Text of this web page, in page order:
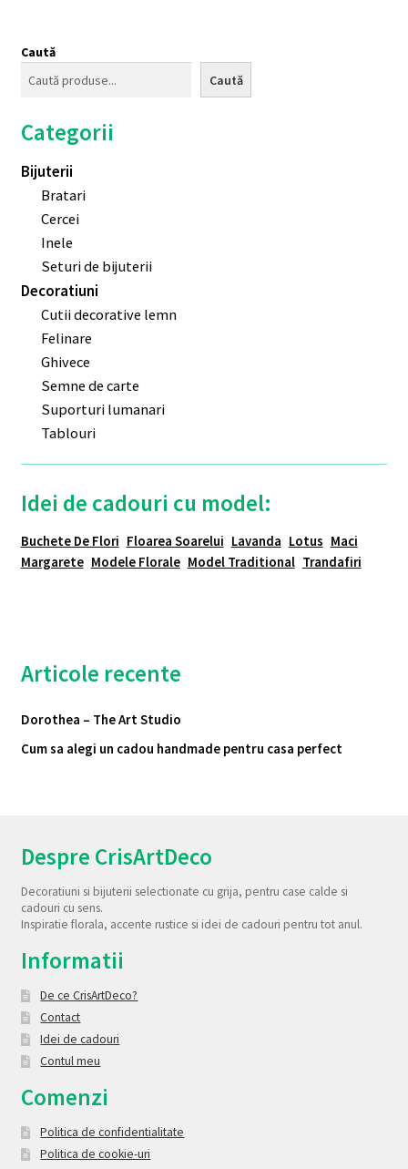
Caută
Caută
Categorii
Bijuterii
Bratari
Cercei
Inele
Seturi de bijuterii
Decoratiuni
Cutii decorative lemn
Felinare
Ghivece
Semne de carte
Suporturi lumanari
Tablouri
Idei de cadouri cu model:
Buchete De Flori Floarea Soarelui Lavanda Lotus Maci
Margarete Modele Florale Model Traditional Trandafiri
Articole recente
Dorothea – The Art Studio
Cum sa alegi un cadou handmade pentru casa perfect
Despre CrisArtDeco
Decoratiuni si bijuterii selectionate cu grija, pentru case calde si
cadouri cu sens.
Inspiratie florala, accente rustice si idei de cadouri pentru tot anul.
Informatii
De ce CrisArtDeco?
Contact
Idei de cadouri
Contul meu
Comenzi
Politica de confidentialitate
Politica de cookie-uri